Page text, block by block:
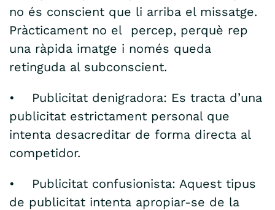
no és conscient que li arriba el missatge.
Pràcticament no el percep, perquè rep
una ràpida imatge i només queda
retinguda al subconscient.
• Publicitat denigradora: Es tracta d’una
publicitat estrictament personal que
intenta desacreditar de forma directa al
competidor.
• Publicitat confusionista: Aquest tipus
de publicitat intenta apropiar-se de la